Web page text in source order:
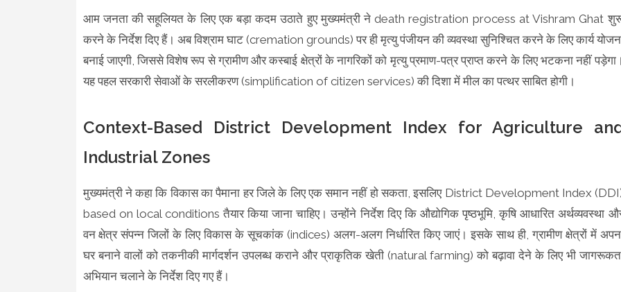
आम जनता की सहूलियत के लिए एक बड़ा कदम उठाते हुए मुख्यमंत्री ने death registration process at Vishram Ghat
करने के निर्देश दिए हैं। अब विश्राम घाट (cremation grounds) पर ही मृत्यु पंजीयन की व्यवस्था सुनिश्चित करने के लिए कार्य
बनाई जाएगी, जिससे विशेष रूप से ग्रामीण और कस्बाई क्षेत्रों के नागरिकों को मृत्यु प्रमाण-पत्र प्राप्त करने के लिए भटकना नहीं
यह पहल सरकारी सेवाओं के सरलीकरण (simplification of citizen services) की दिशा में मील का पत्थर साबित होगी।
Context-Based District Development Index for Agriculture
Industrial Zones
मुख्यमंत्री ने कहा कि विकास का पैमाना हर जिले के लिए एक समान नहीं हो सकता, इसलिए District Development Index
based on local conditions तैयार किया जाना चाहिए। उन्होंने निर्देश दिए कि औद्योगिक पृष्ठभूमि, कृषि आधारित अर्थव्यवस्था
वन क्षेत्र संपन्न जिलों के लिए विकास के सूचकांक (indices) अलग-अलग निर्धारित किए जाएं। इसके साथ ही, ग्रामीण क्षेत्रों में
घर बनाने वालों को तकनीकी मार्गदर्शन उपलब्ध कराने और प्राकृतिक खेती (natural farming) को बढ़ावा देने के लिए भी
अभियान चलाने के निर्देश दिए गए हैं।